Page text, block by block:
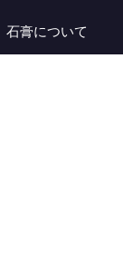
石膏について